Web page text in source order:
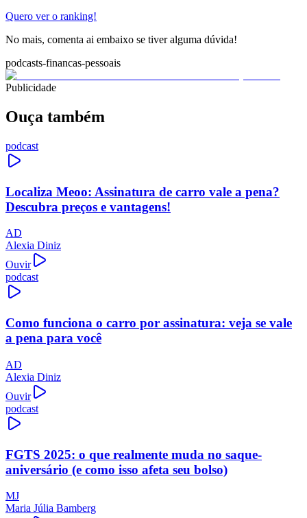
Quero ver o ranking!
No mais, comenta ai embaixo se tiver alguma dúvida!
podcasts-financas-pessoais
Publicidade
Ouça também
podcast
Localiza Meoo: Assinatura de carro vale a pena?
Descubra preços e vantagens!
AD
Alexia Diniz
Ouvir
podcast
Como funciona o carro por assinatura: veja se vale
a pena para você
AD
Alexia Diniz
Ouvir
podcast
FGTS 2025: o que realmente muda no saque-
aniversário (e como isso afeta seu bolso)
MJ
Maria Júlia Bamberg